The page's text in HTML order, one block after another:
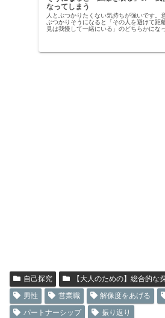
なってしまう
人とぶつかりたくない気持ちが強いです。
ぶつかりそうになると「その人を避けて距
見は我慢して一緒にいる」のどちらかにな
故にか、ちゃんと意見を交換したり、話し
関係が築けなくて、浅い当たり障りのない
ます。
自己探究 【大人のための】総合的な
男性
営業職 解像度をあげる
パートナーシップ
振り返り